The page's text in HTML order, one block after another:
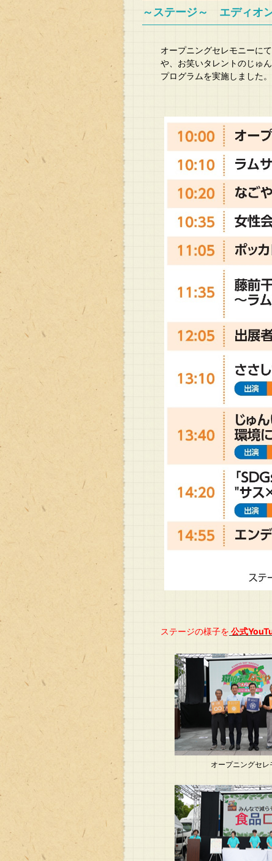
～ステージ～ エディオ
オープニングセレモニーに
や、お笑いタレントのじゅ
プログラムを実施しました。
ステージの様子を 公式
オープニングセレ